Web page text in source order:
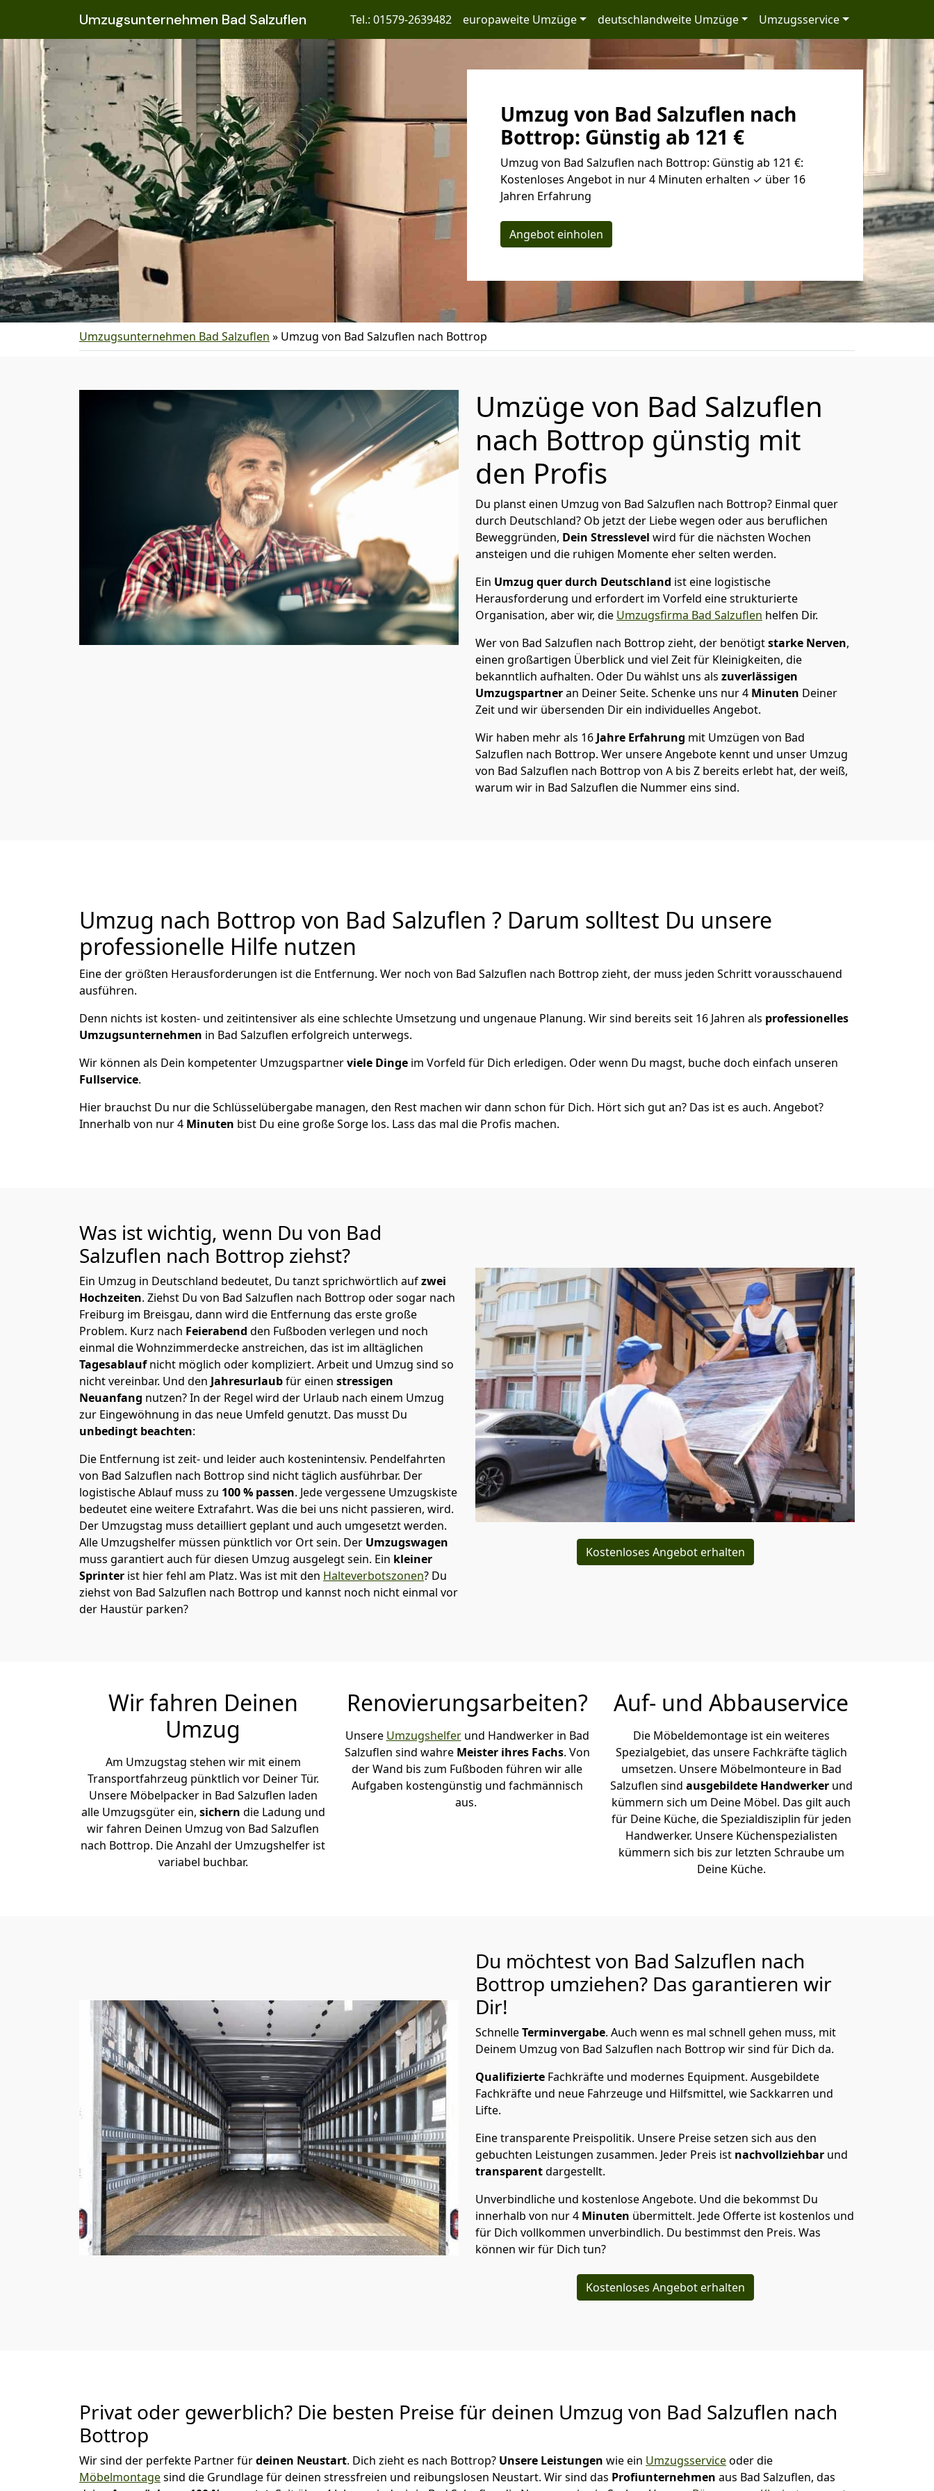
Umzugsunternehmen Bad Salzuflen Tel.: 01579-2639482 europaweite Umzüge deutschlandweite Umzüge Umzugsservice
Umzug von Bad Salzuflen nach
Bottrop: Günstig ab 121 €
Umzug von Bad Salzuflen nach Bottrop: Günstig ab 121 €:
Kostenloses Angebot in nur 4 Minuten erhalten ✓ über 16
Jahren Erfahrung
Angebot einholen
Umzugsunternehmen Bad Salzuflen » Umzug von Bad Salzuflen nach Bottrop
Umzüge von Bad Salzuflen
nach Bottrop günstig mit
den Profis
Du planst einen Umzug von Bad Salzuflen nach Bottrop? Einmal quer
durch Deutschland? Ob jetzt der Liebe wegen oder aus beruflichen
Beweggründen, Dein Stresslevel wird für die nächsten Wochen
ansteigen und die ruhigen Momente eher selten werden.
Ein Umzug quer durch Deutschland ist eine logistische
Herausforderung und erfordert im Vorfeld eine strukturierte
Organisation, aber wir, die Umzugsfirma Bad Salzuflen helfen Dir.
Wer von Bad Salzuflen nach Bottrop zieht, der benötigtstarke Nerven,
einen großartigen Überblick und viel Zeit für Kleinigkeiten, die
bekanntlich aufhalten. Oder Du wählst uns als zuverlässigen
Umzugspartneran Deiner Seite. Schenke uns nur4 Minuten Deiner
Zeit und wir übersenden Dir ein individuelles Angebot.
Wir haben mehr als 16 Jahre Erfahrung mit Umzügen von Bad
Salzuflen nach Bottrop. Wer unsere Angebote kennt und unser Umzug
von Bad Salzuflen nach Bottrop von A bis Z bereits erlebt hat, der weiß,
warum wir in Bad Salzuflen die Nummer eins sind.
Umzug nach Bottrop von Bad Salzuflen ? Darum solltest Du unsere
professionelle Hilfe nutzen
Eine der größten Herausforderungen ist die Entfernung. Wer noch von Bad Salzuflen nach Bottrop zieht, der muss jeden Schritt vorausschauend
ausführen.
Denn nichts ist kosten- und zeitintensiver als eine schlechte Umsetzung und ungenaue Planung. Wir sind bereits seit 16 Jahren als professionelles
Umzugsunternehmen in Bad Salzuflen erfolgreich unterwegs.
Wir können als Dein kompetenter Umzugspartnerviele Dinge im Vorfeld für Dich erledigen. Oder wenn Du magst, buche doch einfach unseren
Fullservice.
Hier brauchst Du nur die Schlüsselübergabe managen, den Rest machen wir dann schon für Dich. Hört sich gut an? Das ist es auch. Angebot?
Innerhalb von nur 4 Minuten bist Du eine große Sorge los. Lass das mal die Profis machen.
Was ist wichtig, wenn Du von Bad
Salzuflen nach Bottrop ziehst?
Ein Umzug in Deutschland bedeutet, Du tanzt sprichwörtlich aufzwei
Hochzeiten. Ziehst Du von Bad Salzuflen nach Bottrop oder sogar nach
Freiburg im Breisgau, dann wird die Entfernung das erste große
Problem. Kurz nach Feierabend den Fußboden verlegen und noch
einmal die Wohnzimmerdecke anstreichen, das ist im alltäglichen
Tagesablaufnicht möglich oder kompliziert. Arbeit und Umzug sind so
nicht vereinbar. Und den Jahresurlaubfür einen stressigen
Neuanfang nutzen? In der Regel wird der Urlaub nach einem Umzug
zur Eingewöhnung in das neue Umfeld genutzt. Das musst Du
unbedingt beachten:
Die Entfernung ist zeit- und leider auch kostenintensiv. Pendelfahrten
von Bad Salzuflen nach Bottrop sind nicht täglich ausführbar. Der
logistische Ablauf muss zu 100 % passen. Jede vergessene Umzugskiste
bedeutet eine weitere Extrafahrt. Was die bei uns nicht passieren, wird.
Der Umzugstag muss detailliert geplant und auch umgesetzt werden.
Alle Umzugshelfer müssen pünktlich vor Ort sein. Der Umzugswagen
muss garantiert auch für diesen Umzug ausgelegt sein. Ein kleiner
Sprinter ist hier fehl am Platz. Was ist mit den Halteverbotszonen? Du
ziehst von Bad Salzuflen nach Bottrop und kannst noch nicht einmal vor
der Haustür parken?
Kostenloses Angebot erhalten
Wir fahren Deinen
Umzug
Am Umzugstag stehen wir mit einem
Transportfahrzeug pünktlich vor Deiner Tür.
Unsere Möbelpacker in Bad Salzuflen laden
alle Umzugsgüter ein, sichern die Ladung und
wir fahren Deinen Umzug von Bad Salzuflen
nach Bottrop. Die Anzahl der Umzugshelfer ist
variabel buchbar.
Renovierungsarbeiten?
Unsere Umzugshelferund Handwerker in Bad
Salzuflen sind wahre Meister ihres Fachs. Von
der Wand bis zum Fußboden führen wir alle
Aufgaben kostengünstig und fachmännisch
aus.
Auf- und Abbauservice
Die Möbeldemontage ist ein weiteres
Spezialgebiet, das unsere Fachkräfte täglich
umsetzen. Unsere Möbelmonteure in Bad
Salzuflen sind ausgebildete Handwerker und
kümmern sich um Deine Möbel. Das gilt auch
für Deine Küche, die Spezialdisziplin für jeden
Handwerker. Unsere Küchenspezialisten
kümmern sich bis zur letzten Schraube um
Deine Küche.
Du möchtest von Bad Salzuflen nach
Bottrop umziehen? Das garantieren wir
Dir!
SchnelleTerminvergabe. Auch wenn es mal schnell gehen muss, mit
Deinem Umzug von Bad Salzuflen nach Bottrop wir sind für Dich da.
Qualifizierte Fachkräfte und modernes Equipment. Ausgebildete
Fachkräfte und neue Fahrzeuge und Hilfsmittel, wie Sackkarren und
Lifte.
Eine transparente Preispolitik. Unsere Preise setzen sich aus den
gebuchten Leistungen zusammen. Jeder Preis ist nachvollziehbar und
transparentdargestellt.
Unverbindliche und kostenlose Angebote. Und die bekommst Du
innerhalb von nur4 Minuten übermittelt. Jede Offerte ist kostenlos und
für Dich vollkommen unverbindlich. Du bestimmst den Preis. Was
können wir für Dich tun?
Kostenloses Angebot erhalten
Privat oder gewerblich? Die besten Preise für deinen Umzug von Bad Salzuflen nach
Bottrop
Wir sind der perfekte Partner fürdeinen Neustart. Dich zieht es nach Bottrop? Unsere Leistungen wie ein Umzugsserviceoder die
Möbelmontagesind die Grundlage für deinen stressfreien und reibungslosen Neustart. Wir sind das Profiunternehmen aus Bad Salzuflen, das